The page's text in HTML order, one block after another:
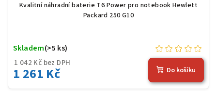
Kvalitní náhradní baterie T6 Power pro notebook Hewlett
Packard 250 G10
1 042 Kč bez DPH
1 261 Kč
Skladem(>5 ks)
Do košíku